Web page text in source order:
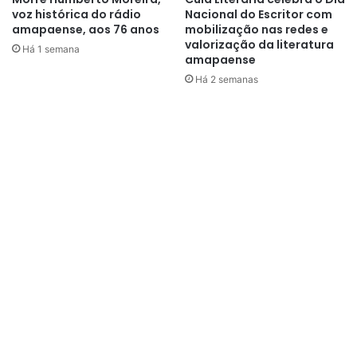
por processos de exploração predatória.
voz histórica do rádio
amapaense, aos 76 anos
Há 1 semana
Nacional do Escritor com
mobilização nas redes e
valorização da literatura
amapaense
Há 2 semanas